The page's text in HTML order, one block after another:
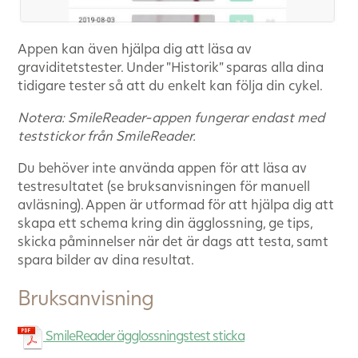
Appen kan även hjälpa dig att läsa av
graviditetstester. Under ”Historik” sparas alla dina
tidigare tester så att du enkelt kan följa din cykel.
Notera: SmileReader-appen fungerar endast med
teststickor från SmileReader.
Du behöver inte använda appen för att läsa av
testresultatet (se bruksanvisningen för manuell
avläsning). Appen är utformad för att hjälpa dig att
skapa ett schema kring din ägglossning, ge tips,
skicka påminnelser när det är dags att testa, samt
spara bilder av dina resultat.
Bruksanvisning
SmileReader ägglossningstest sticka